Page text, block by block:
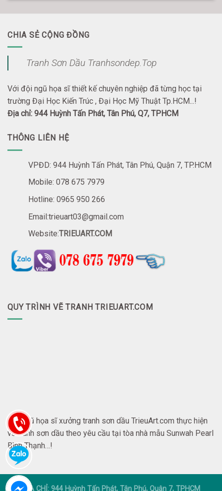
CHIA SẺ CỘNG ĐỒNG
Tranh Sơn Dầu Tranhsondep.Top
Với đội ngũ họa sĩ thiết kế chuyên nghiệp đã từng học tại
trường Đại Học Kiến Trúc , Đại Học Mỹ Thuật Tp.HCM...!
Địa chỉ: 944 Huỳnh Tấn Phát, Tân Phú, Q7, TPHCM
THÔNG LIÊN HỆ
VPĐD: 944 Huỳnh Tấn Phát, Tân Phú, Quận 7, TP.HCM
Mobile: 078 675 7979
Hotline: 0965 950 266
Email:trieuart03@gmail.com
Website:TRIEUART.COM
QUY TRÌNH VẼ TRANH TRIEUART.COM
Đội ngũ họa sĩ xưởng tranh sơn dầu TrieuArt.com thực hiện
vẽ tranh sơn dầu theo yêu cầu tại tòa nhà mẫu Sunwah Pearl
Bình Thạnh…!
ĐỊA CHỈ: 944 Huỳnh Tấn Phát, Tân Phú, Quận 7, TPHCM